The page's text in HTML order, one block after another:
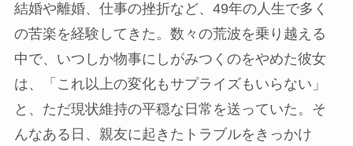
結婚や離婚、仕事の挫折など、49年の人生で多く
の苦楽を経験してきた。数々の荒波を乗り越える
中で、いつしか物事にしがみつくのをやめた彼女
は、「これ以上の変化もサプライズもいらない」
と、ただ現状維持の平穏な日常を送っていた。そ
んなある日、親友に起きたトラブルをきっかけ